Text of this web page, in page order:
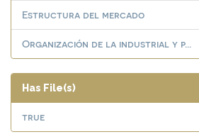
Estructura del mercado
Organización de la industrial y p...
Has File(s)
true